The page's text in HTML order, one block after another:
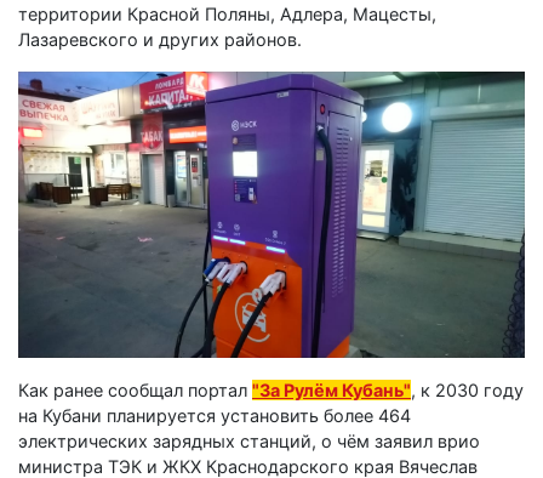
территории Красной Поляны, Адлера, Мацесты,
Лазаревского и других районов.
Как ранее сообщал портал "За Рулём Кубань", к 2030 году
на Кубани планируется установить более 464
электрических зарядных станций, о чём заявил врио
министра ТЭК и ЖКХ Краснодарского края Вячеслав